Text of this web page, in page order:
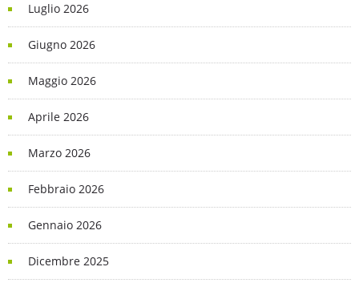
Luglio 2026
Giugno 2026
Maggio 2026
Aprile 2026
Marzo 2026
Febbraio 2026
Gennaio 2026
Dicembre 2025